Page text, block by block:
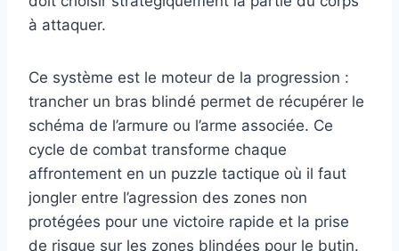
à attaquer.
Ce système est le moteur de la progression :
trancher un bras blindé permet de récupérer le
schéma de l’armure ou l’arme associée. Ce
cycle de combat transforme chaque
affrontement en un puzzle tactique où il faut
jongler entre l’agression des zones non
protégées pour une victoire rapide et la prise
de risque sur les zones blindées pour le butin.